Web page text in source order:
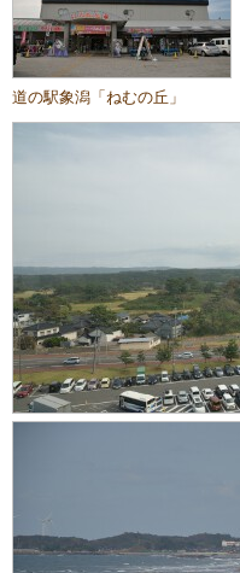
道の駅象潟「ねむの丘」